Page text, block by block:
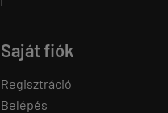
Saját fiók
Regisztráció
Belépés